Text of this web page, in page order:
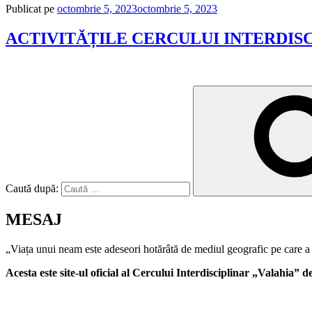
Publicat pe octombrie 5, 2023octombrie 5, 2023
ACTIVITĂȚILE CERCULUI
Caută după:
MESAJ
„Viața unui neam este adeseori hotărâtă de mediul geografic pe care
Acesta este site-ul oficial al Cercului Interdisciplinar „Valahia”